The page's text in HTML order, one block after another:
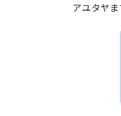
アユタヤ